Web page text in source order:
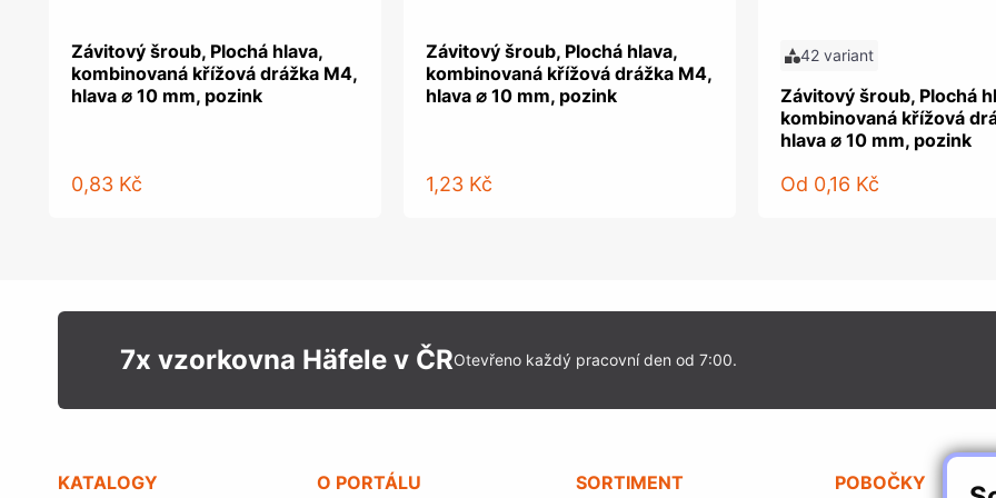
Závitový šroub, Plochá hlava,
kombinovaná křížová drážka M4,
hlava ⌀ 10 mm, pozink
0,83 Kč
Závitový šroub, Plochá hlava,
kombinovaná křížová drážka M4,
hlava ⌀ 10 mm, pozink
1,23 Kč
42 variant
Závitový šroub, Plochá
kombinovaná křížová
hlava ⌀ 10 mm, pozink
Od 0,16 Kč
7x vzorkovna Häfele v ČROtevřeno každý pracovní den od 7:00.
KATALOGY O PORTÁLU SORTIMENT POBOČKY